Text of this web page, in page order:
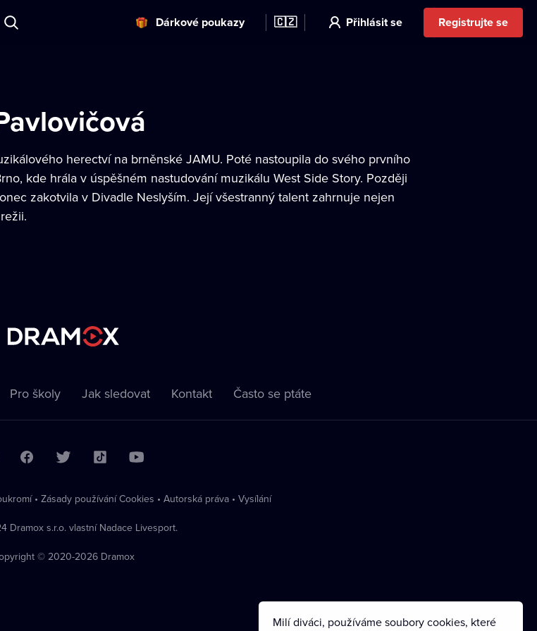
Dárkové poukazy 🇨🇿 Přihlásit se Registrujte se
herectví na brněnské JAMU. Poté nastoupila do svého prvního
kde hrála v úspěšném nastudování muzikálu West Side Story. Později
zakotvila v Divadle Neslyším. Její všestranný talent zahrnuje nejen
Pro školy Jak sledovat Kontakt Často se ptáte
• Zásady používání Cookies • Autorská práva • Vysílání
Dramox s.r.o. vlastní Nadace Livesport.
© 2020-2026 Dramox
Milí diváci, používáme soubory cookies, které